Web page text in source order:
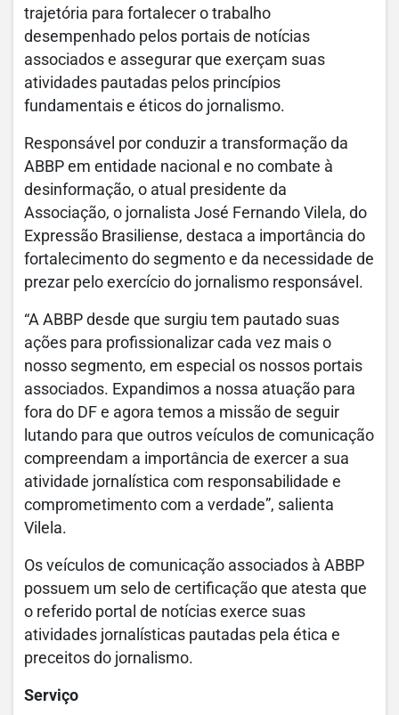
trajetória para fortalecer o trabalho
desempenhado pelos portais de notícias
associados e assegurar que exerçam suas
atividades pautadas pelos princípios
fundamentais e éticos do jornalismo.
Responsável por conduzir a transformação da
ABBP em entidade nacional e no combate à
desinformação, o atual presidente da
Associação, o jornalista José Fernando Vilela, do
Expressão Brasiliense, destaca a importância do
fortalecimento do segmento e da necessidade de
prezar pelo exercício do jornalismo responsável.
“A ABBP desde que surgiu tem pautado suas
ações para profissionalizar cada vez mais o
nosso segmento, em especial os nossos portais
associados. Expandimos a nossa atuação para
fora do DF e agora temos a missão de seguir
lutando para que outros veículos de comunicação
compreendam a importância de exercer a sua
atividade jornalística com responsabilidade e
comprometimento com a verdade”, salienta
Vilela.
Os veículos de comunicação associados à ABBP
possuem um selo de certificação que atesta que
o referido portal de notícias exerce suas
atividades jornalísticas pautadas pela ética e
preceitos do jornalismo.
Serviço